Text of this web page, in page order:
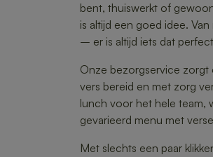
bent, thuiswerkt of
is altijd een goed idee.
– er is altijd iets dat perfect
Onze bezorgservice
vers bereid en met zorg
lunch voor het hele team,
gevarieerd menu met
Met slechts een paar